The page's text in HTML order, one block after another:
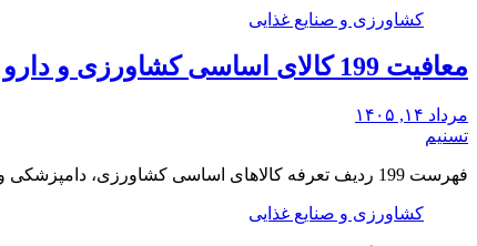
کشاورزی و صنایع غذایی
معافیت 199 کالای اساسی کشاورزی و دارو از پرداخت عوارض 1.2 درصدی واردات
مرداد ۱۴, ۱۴۰۵
تسنیم
فهرست 199 ردیف تعرفه کالاهای اساسی کشاورزی، دامپزشکی و دارو معاف از پرداخت 12 در هزار…
کشاورزی و صنایع غذایی